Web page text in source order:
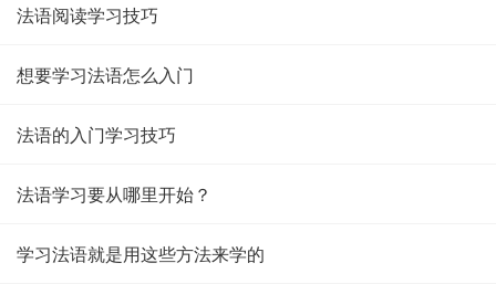
法语阅读学习技巧
想要学习法语怎么入门
法语的入门学习技巧
法语学习要从哪里开始？
学习法语就是用这些方法来学的